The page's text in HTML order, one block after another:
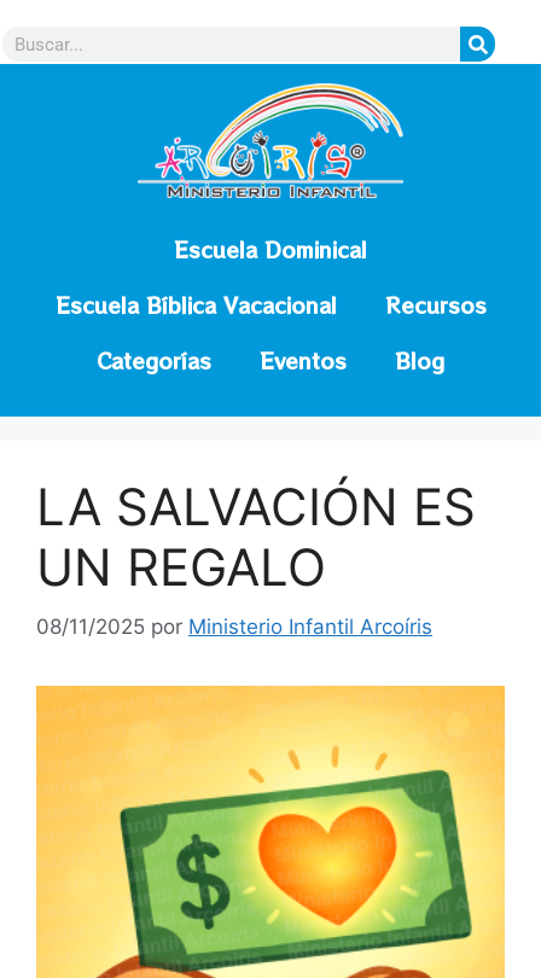
Escuela Dominical
Escuela Bíblica Vacacional
Recursos
Categorías
Eventos Blog
LA SALVACIÓN ES
UN REGALO
08/11/2025 por Ministerio Infantil Arcoíris